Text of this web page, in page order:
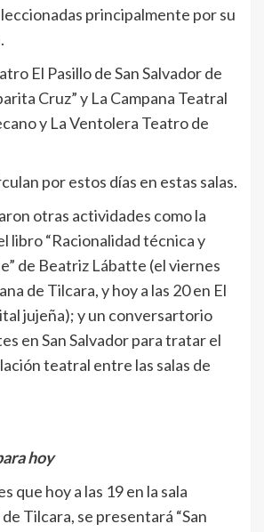
principalmente por su
El Pasillo de San Salvador de
Cruz” y La Campana Teatral
y La Ventolera Teatro de
por estos días en estas salas.
otras actividades como la
libro “Racionalidad técnica y
de Beatriz Lábatte (el viernes
de Tilcara, y hoy a las 20 en El
jujeña); y un conversartorio
en San Salvador para tratar el
teatral entre las salas de
hoy
que hoy a las 19 en la sala
Tilcara, se presentará “San